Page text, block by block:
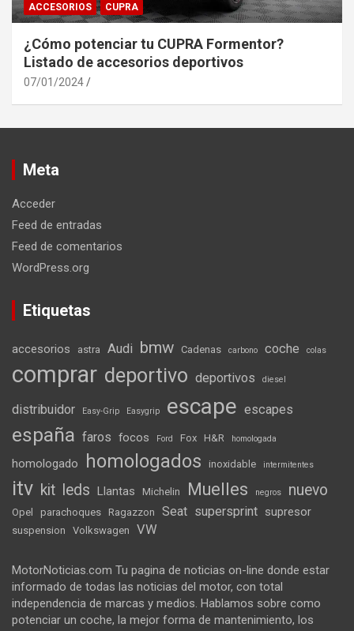
ACCESORIOS CUPRA
¿Cómo potenciar tu CUPRA Formentor?
Listado de accesorios deportivos
07/01/2024
Meta
Acceder
Feed de entradas
Feed de comentarios
WordPress.org
Etiquetas
accesorios astra Audi bmw Cadenas carbono coche colas
comprar deportivo deportivos diesel
distribuidor Easy-Grip Easygrip escape escapes
españa faros focos Ford Fox H&R homologada
homologado homologados inoxidable intermitentes
itv kit leds Llantas Michelin Muelles negros nuevo
Opel parachoques Ragazzon Seat supersprint supresor
suspension Volkswagen VW
MotorNoticias.com Tu pagina de noticias on-line donde estar
informado de todas las noticias del motor, con total
independencia de marcas y medios. Hablamos sobre como
potenciar un coche, la mejor forma de mantenimiento, los